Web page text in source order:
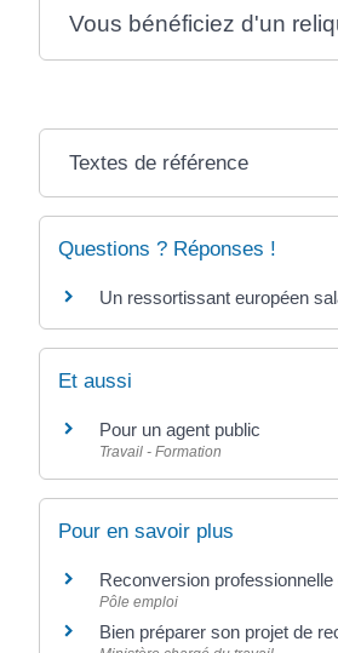
Vous bénéficiez d'un
Textes de référence
Questions ? Réponses !
Un ressortissant européen
Et aussi
Pour un agent public
Travail - Formation
Pour en savoir plus
Reconversion
Pôle emploi
Bien préparer son projet de